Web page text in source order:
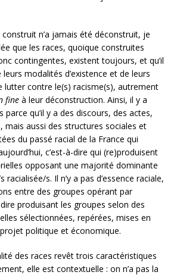
n’a jamais été déconstruit, je
que les races, quoique construites
contingentes, existent toujours, et qu’il
modalités d’existence et de leurs
lutter contre le(s) racisme(s), autrement
fine à leur déconstruction. Ainsi, il y a
parce qu’il y a des discours, des actes,
mais aussi des structures sociales et
du passé racial de la France qui
c’est-à-dire qui (re)produisent
opposant une majorité dominante
s. Il n’y a pas d’essence raciale,
entre des groupes opérant par
produisant les groupes selon des
sélectionnées, repérées, mises en
politique et économique.
des races revêt trois caractéristiques
elle est contextuelle : on n’a pas la